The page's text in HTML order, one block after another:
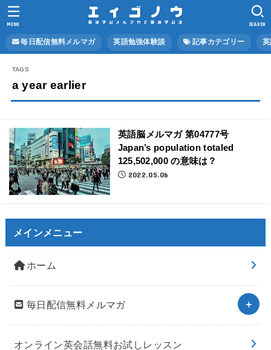
毎日配信無料メルマガ 英語勉強体験談 記事カテゴリー
SEARCH
MENU
a year earlier
英語脳メルマガ 第04777号
Japan’s population totaled
125,502,000 の意味は？
2022.05.06
メインメニュー
ホーム
毎日配信無料メルマガ
オンライン英会話無料お試しレッスン